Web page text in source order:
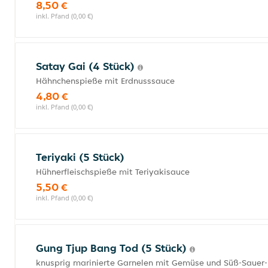
8,50 €
inkl. Pfand (0,00 €)
Satay Gai (4 Stück)
Hähnchenspieße mit Erdnusssauce
4,80 €
inkl. Pfand (0,00 €)
Teriyaki (5 Stück)
Hühnerfleischspieße mit Teriyakisauce
5,50 €
inkl. Pfand (0,00 €)
Gung Tjup Bang Tod (5 Stück)
knusprig marinierte Garnelen mit Gemüse und Süß-